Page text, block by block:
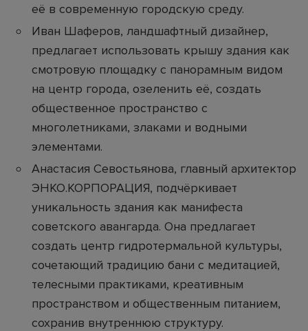
её в современную городскую среду.
Иван Шаферов, ландшафтный дизайнер,
предлагает использовать крышу здания как
смотровую площадку с панорамным видом
на центр города, озеленить её, создать
общественное пространство с
многолетниками, злаками и водными
элементами.
Анастасия Севостьянова, главный архитектор
ЭНКО.КОРПОРАЦИЯ, подчёркивает
уникальность здания как манифеста
советского авангарда. Она предлагает
создать центр гидротермальной культуры,
сочетающий традицию бани с медитацией,
телесными практиками, креативным
пространством и общественным питанием,
сохранив внутреннюю структуру.